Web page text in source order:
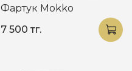
Фартук Mokko
7 500 тг.